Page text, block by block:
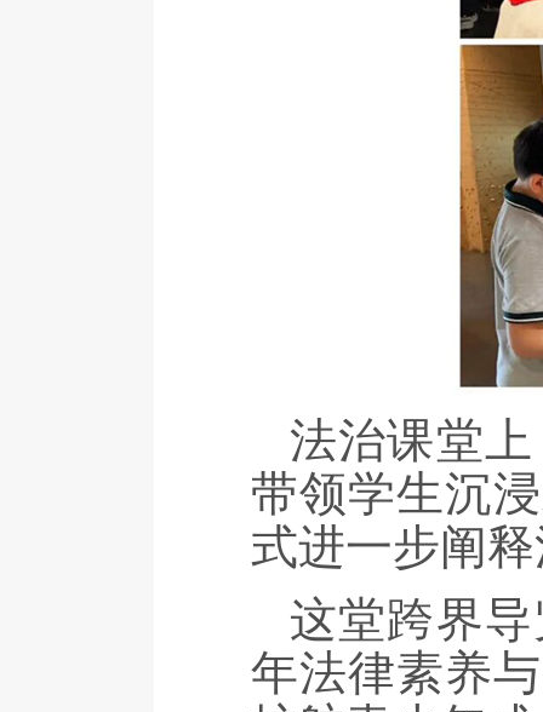
法治课堂
带领学生沉
式进一步阐
这堂跨界
年法律素养